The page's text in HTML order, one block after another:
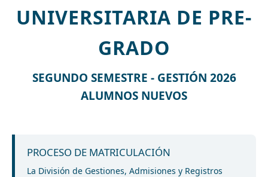
UNIVERSITARIA DE PRE-
GRADO
SEGUNDO SEMESTRE - GESTIÓN 2026
ALUMNOS NUEVOS
PROCESO DE MATRICULACIÓN
La División de Gestiones, Admisiones y Registros